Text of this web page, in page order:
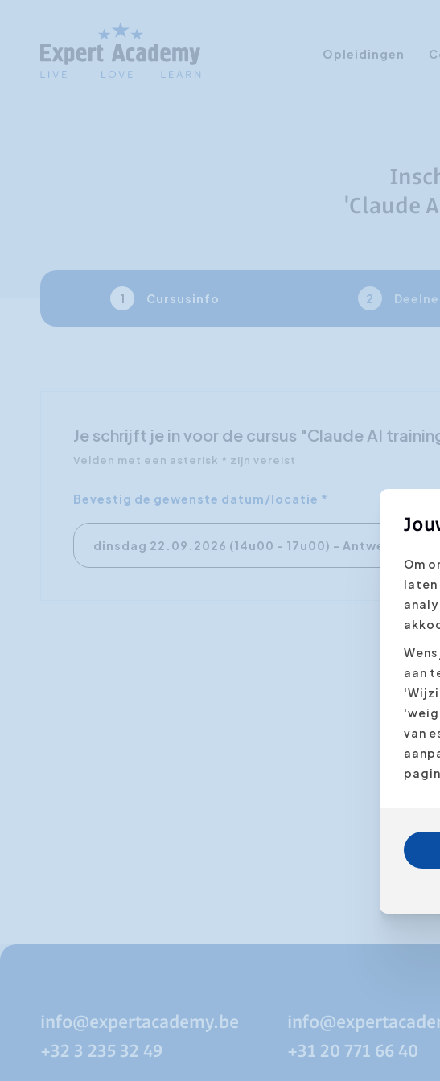
Opleidingen
'Claude
1 Cursusinfo 2
Je schrijft je in voor de cursus "Claude AI
Velden met een asterisk * zijn vereist
Bevestig de gewenste datum/locatie *
info@expertacademy.be
+32 3 235 32 49
+31 20 771 66 40
Om
laten
aan
van